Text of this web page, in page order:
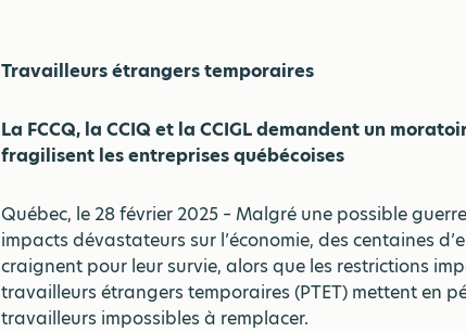
Travailleurs étrangers temporaires
La FCCQ, la CCIQ et la CCIGL demandent un
fragilisent les entreprises québécoises
Québec, le 28 février 2025 – Malgré une possible
impacts dévastateurs sur l’économie, des centaines
craignent pour leur survie, alors que les restrictions
travailleurs étrangers temporaires (PTET) mettent en
travailleurs impossibles à remplacer.